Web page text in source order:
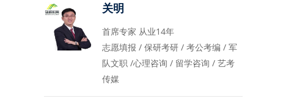
关明
首席专家 从业14年
志愿填报 / 保研考研 / 考公考编 / 军
队文职 /心理咨询 / 留学咨询 / 艺考
传媒